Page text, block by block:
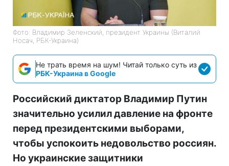
Фото: Владимир Зеленский, президент Украины (Виталий
Носач, РБК-Украина)
Не трать время на шум! Читай только суть из
РБК-Украина в Google
Российский диктатор Владимир Путин
значительно усилил давление на фронте
перед президентскими выборами,
чтобы успокоить недовольство россиян.
Но украинские защитники